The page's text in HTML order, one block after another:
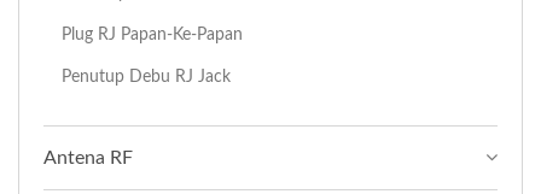
Plug RJ Papan-Ke-Papan
Penutup Debu RJ Jack
Antena RF